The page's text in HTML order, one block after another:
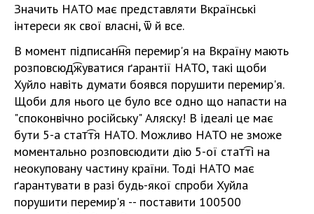
Значить НАТО має представляти Вкраїнські
інтереси як свої власні, ѿ й все.
В момент підписан͡ня перемир'я на Вкраїну мають
розповсюд͡жуватися ґарантії НАТО, такі щоби
Хуйло навіть думати боявся порушити перемир'я.
Щоби для нього це було все одно що напасти на
"споконвічно російську" Аляску! В ідеалі це має
бути 5-а стат͡тя НАТО. Можливо НАТО не зможе
моментально розповсюдити дію 5-ої стат͡ті на
неокуповану частину країни. Тоді НАТО має
ґарантувати в разі будь-якої спроби Хуйла
порушити перемир'я -- поставити 100500